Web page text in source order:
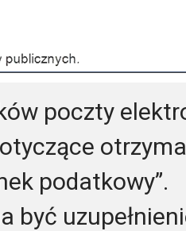
poczty
podatkowy”.
być